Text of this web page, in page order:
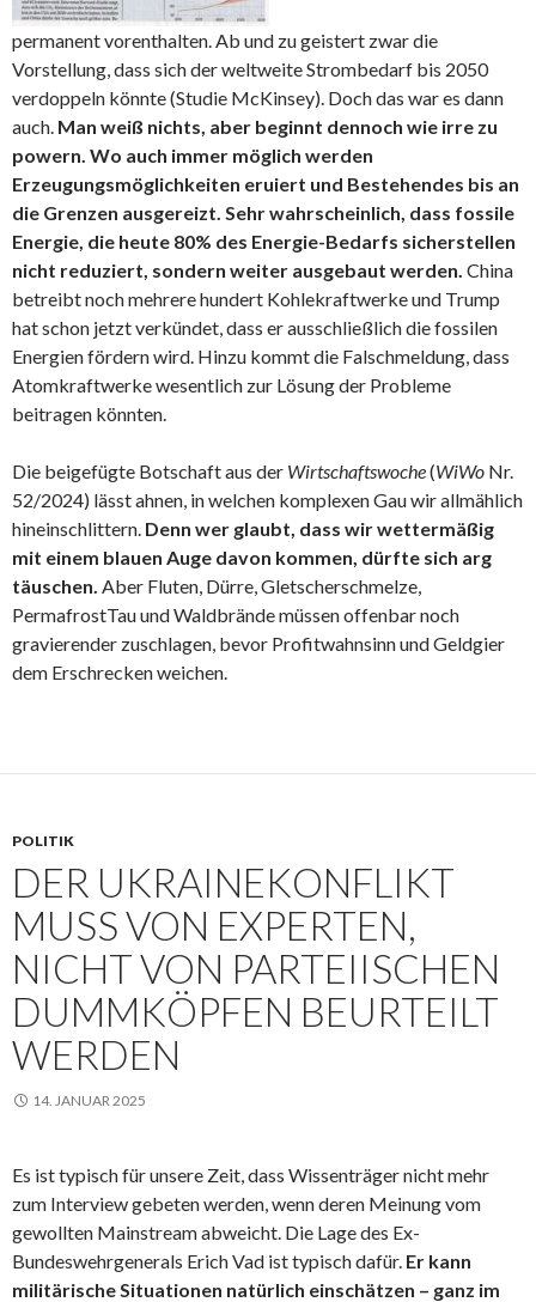
permanent vorenthalten. Ab und zu geistert zwar die
Vorstellung, dass sich der weltweite Strombedarf bis 2050
verdoppeln könnte (Studie McKinsey). Doch das war es dann
auch. Man weiß nichts, aber beginnt dennoch wie irre zu
powern. Wo auch immer möglich werden
Erzeugungsmöglichkeiten eruiert und Bestehendes bis an
die Grenzen ausgereizt. Sehr wahrscheinlich, dass fossile
Energie, die heute 80% des Energie-Bedarfs sicherstellen
nicht reduziert, sondern weiter ausgebaut werden. China
betreibt noch mehrere hundert Kohlekraftwerke und Trump
hat schon jetzt verkündet, dass er ausschließlich die fossilen
Energien fördern wird. Hinzu kommt die Falschmeldung, dass
Atomkraftwerke wesentlich zur Lösung der Probleme
beitragen könnten.
Die beigefügte Botschaft aus der Wirtschaftswoche(WiWo Nr.
52/2024) lässt ahnen, in welchen komplexen Gau wir allmählich
hineinschlittern. Denn wer glaubt, dass wir wettermäßig
mit einem blauen Auge davon kommen, dürfte sich arg
täuschen. Aber Fluten, Dürre, Gletscherschmelze,
PermafrostTau und Waldbrände müssen offenbar noch
gravierender zuschlagen, bevor Profitwahnsinn und Geldgier
dem Erschrecken weichen.
POLITIK
DER UKRAINEKONFLIKT
MUSS VON EXPERTEN,
NICHT VON PARTEIISCHEN
DUMMKÖPFEN BEURTEILT
WERDEN
14. JANUAR 2025
Es ist typisch für unsere Zeit, dass Wissenträger nicht mehr
zum Interview gebeten werden, wenn deren Meinung vom
gewollten Mainstream abweicht. Die Lage des Ex-
Bundeswehrgenerals Erich Vad ist typisch dafür. Er kann
militärische Situationen natürlich einschätzen – ganz im